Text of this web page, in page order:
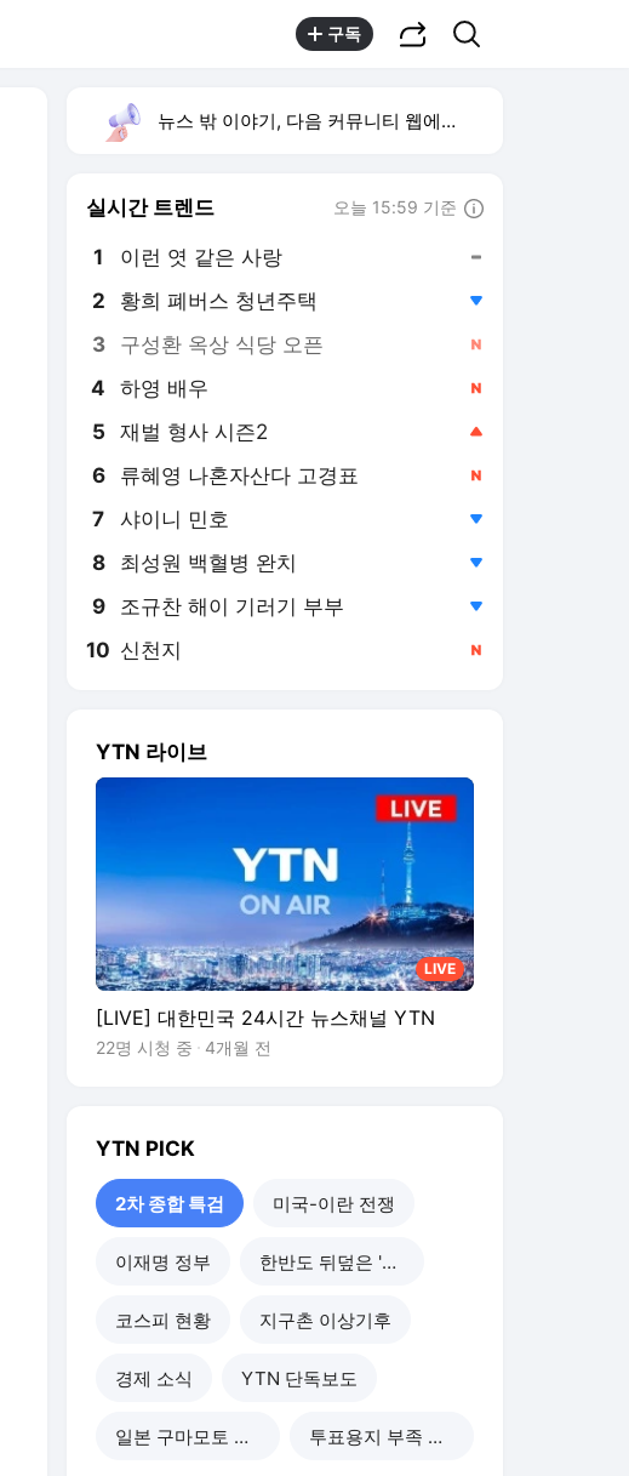
구독
뉴스 밖 이야기, 다음 커뮤니티 웹에서 보기
실시간 트렌드 오늘 15:59 기준
1 이런 엿 같은 사랑
2 황희 폐버스 청년주택
3 구성환 옥상 식당 오픈
4 하영 배우
5 재벌 형사 시즌2
6 류혜영 나혼자산다 고경표
7 샤이니 민호
8 최성원 백혈병 완치
9 조규찬 해이 기러기 부부
10 신천지
YTN 라이브
LIVE
[LIVE] 대한민국 24시간 뉴스채널 YTN
22명 시청 중 4개월 전
YTN PICK
2차 종합 특검 미국-이란 전쟁
이재명 정부 한반도 뒤덮은 '폭염'
코스피 현황 지구촌 이상기후
경제 소식 YTN 단독보도
일본 구마모토 강진 투표용지 부족 사태